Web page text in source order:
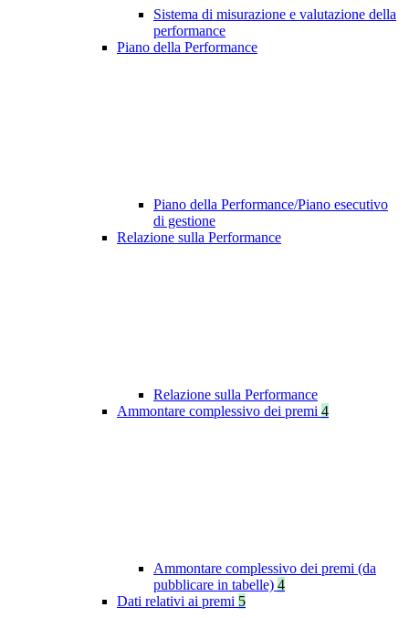
Sistema di misurazione e valutazione della
performance
Piano della Performance
Piano della Performance/Piano esecutivo
di gestione
Relazione sulla Performance
Relazione sulla Performance
Ammontare complessivo dei premi 4
Ammontare complessivo dei premi (da
pubblicare in tabelle) 4
Dati relativi ai premi 5